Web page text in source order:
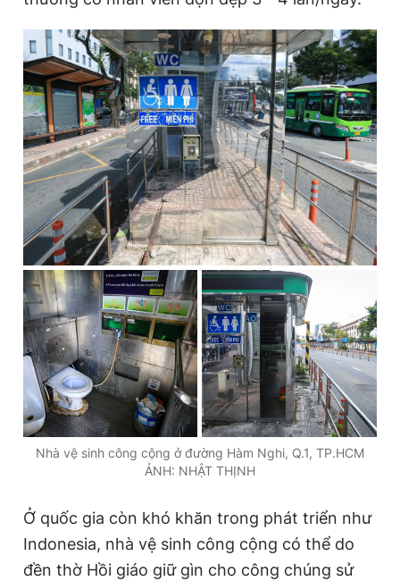
Nhà vệ sinh công cộng ở đường Hàm Nghi, Q.1, TP.HCM
ẢNH: NHẬT THỊNH
Ở quốc gia còn khó khăn trong phát triển như
Indonesia, nhà vệ sinh công cộng có thể do
đền thờ Hồi giáo giữ gìn cho công chúng sử